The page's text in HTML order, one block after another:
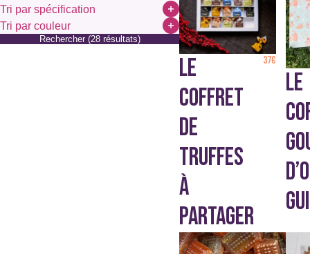
Tri par spécification
Kasher
Sans alcool
Tri par couleur
Rechercher (28 résultats)
LE
COFFRET
DE
TRUFFES
À
PARTAGER
37€
LE
Ce